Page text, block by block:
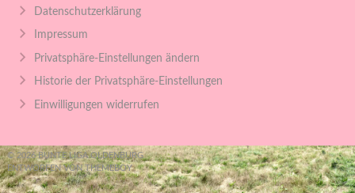
Datenschutzerklärung
Impressum
Privatsphäre-Einstellungen ändern
Historie der Privatsphäre-Einstellungen
Einwilligungen widerrufen
© 2026 BUNTE LIGA OLDENBURG
ENTWORFEN VON THEMEBOY